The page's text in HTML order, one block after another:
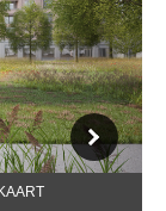
KAART